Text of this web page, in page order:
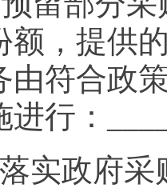
额，提供
由符合政
进行：
实政府